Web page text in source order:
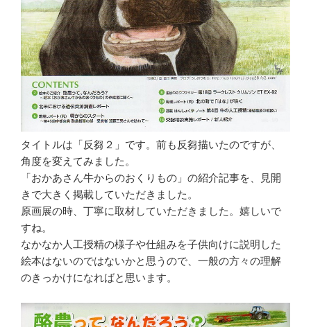
タイトルは「反芻２」です。前も反芻描いたのですが、
角度を変えてみました。
「おかあさん牛からのおくりもの」の紹介記事を、見開
きで大きく掲載していただきました。
原画展の時、丁寧に取材していただきました。嬉しいで
すね。
なかなか人工授精の様子や仕組みを子供向けに説明した
絵本はないのではないかと思うので、一般の方々の理解
のきっかけになればと思います。